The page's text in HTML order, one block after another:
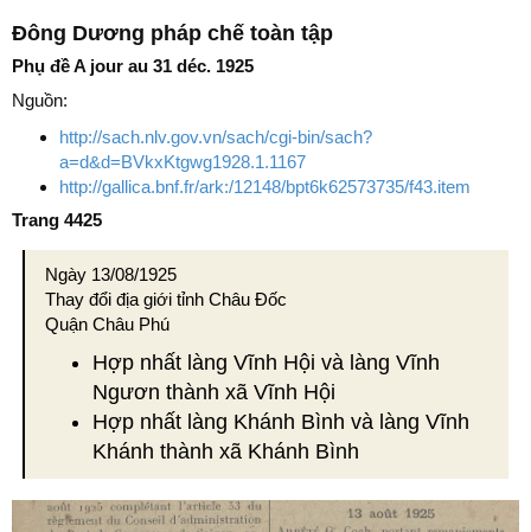
Đông Dương pháp chế toàn tập
Phụ đề A jour au 31 déc. 1925
Nguồn:
http://sach.nlv.gov.vn/sach/cgi-bin/sach?
a=d&d=BVkxKtgwg1928.1.1167
http://gallica.bnf.fr/ark:/12148/bpt6k62573735/f43.item
Trang 4425
Ngày 13/08/1925
Thay đổi địa giới tỉnh Châu Đốc
Quận Châu Phú
Hợp nhất làng Vĩnh Hội và làng Vĩnh
Ngươn thành xã Vĩnh Hội
Hợp nhất làng Khánh Bình và làng Vĩnh
Khánh thành xã Khánh Bình